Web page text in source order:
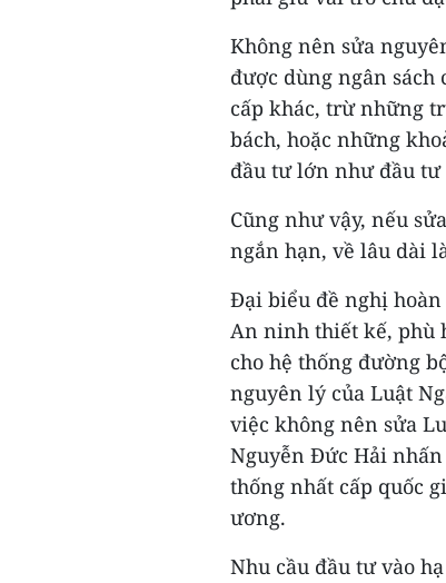
Không nên sửa
được dùng ngân sách
cấp khác, trừ những
bách, hoặc những
đầu tư lớn như đầu tư
Cũng như vậy, nếu
ngắn hạn, về lâu dài
Đại biểu đề nghị
An ninh thiết kế, phù
cho hệ thống đường
nguyên lý của Luật
việc không nên sửa
Nguyễn Đức Hải
thống nhất cấp quốc
ương.
Nhu cầu đầu tư vào